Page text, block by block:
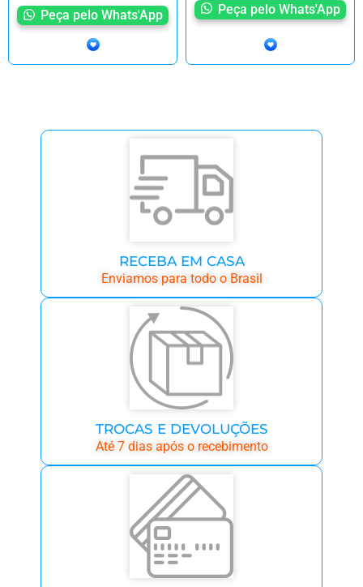
Peça pelo Whats'App Peça pelo Whats'App
RECEBA EM CASA
Enviamos para todo o Brasil
TROCAS E DEVOLUÇÕES
Até 7 dias após o recebimento